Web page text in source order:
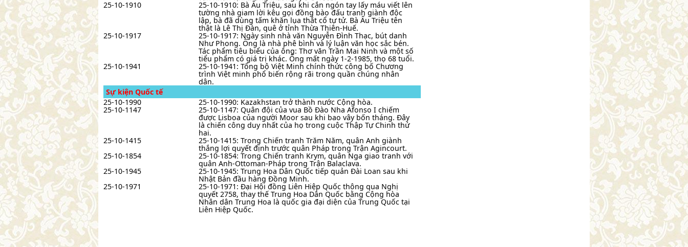
25-10-1910 25-10-1910: Bà Ấu Triệu, sau khi cắn ngón tay lấy máu viết lên
tường nhà giam lời kêu gọi đồng bào đấu tranh giành độc
lập, bà đã dùng tấm khăn lụa thắt cổ tự tử. Bà Ấu Triệu tên
thật là Lê Thị Đàn, quê ở tỉnh Thừa Thiên-Huế.
25-10-1917 25-10-1917: Ngày sinh nhà văn Nguyễn Đình Thạc, bút danh
Như Phong. Ông là nhà phê bình và lý luận văn học sắc bén.
Tác phẩm tiêu biểu của ông: Thơ văn Trần Mai Ninh và một số
tiểu phẩm có giá trị khác. Ông mất ngày 1-2-1985, thọ 68 tuổi.
25-10-1941 25-10-1941: Tổng bộ Việt Minh chính thức công bố Chương
trình Việt minh phổ biến rộng rãi trong quần chúng nhân
dân.
Sự kiện Quốc tế
25-10-1990
25-10-1990: Kazakhstan trở thành nước Cộng hòa.
25-10-1147 25-10-1147: Quân đội của vua Bồ Đào Nha Afonso I chiếm
được Lisboa của người Moor sau khi bao vây bốn tháng. Đây
là chiến công duy nhất của họ trong cuộc Thập Tự Chinh thứ
hai.
25-10-1415 25-10-1415: Trong Chiến tranh Trăm Năm, quân Anh giành
thắng lợi quyết định trước quân Pháp trong Trận Agincourt.
25-10-1854 25-10-1854: Trong Chiến tranh Krym, quân Nga giao tranh với
quân Anh-Ottoman-Pháp trong Trận Balaclava.
25-10-1945 25-10-1945: Trung Hoa Dân Quốc tiếp quản Đài Loan sau khi
Nhật Bản đầu hàng Đồng Minh.
25-10-1971 25-10-1971: Đại Hội đồng Liên Hiệp Quốc thông qua Nghị
quyết 2758, thay thế Trung Hoa Dân Quốc bằng Cộng hòa
Nhân dân Trung Hoa là quốc gia đại diện của Trung Quốc tại
Liên Hiệp Quốc.